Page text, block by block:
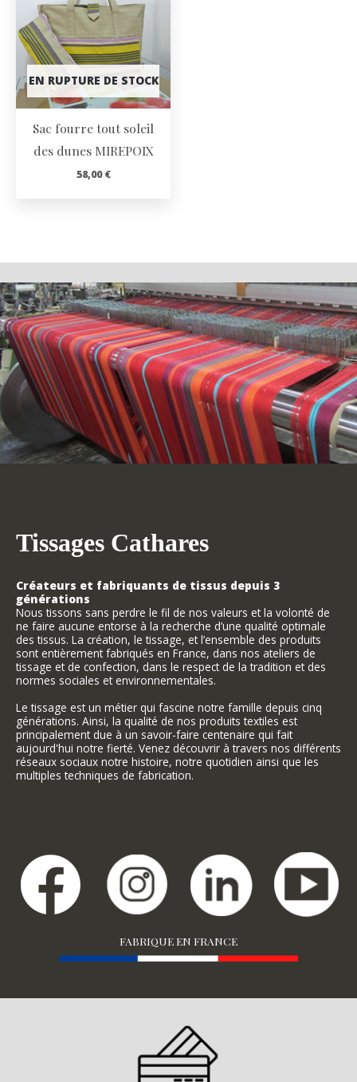
EN RUPTURE DE STOCK
Sac fourre tout soleil
des dunes MIREPOIX
58,00€
Tissages Cathares
Créateurs et fabriquants de tissus depuis 3
générations
Nous tissons sans perdre le fil de nos valeurs et la volonté de
ne faire aucune entorse à la recherche d’une qualité optimale
des tissus. La création, le tissage, et l’ensemble des produits
sont entièrement fabriqués en France, dans nos ateliers de
tissage et de confection, dans le respect de la tradition et des
normes sociales et environnementales.
Le tissage est un métier qui fascine notre famille depuis cinq
générations. Ainsi, la qualité de nos produits textiles est
principalement due à un savoir-faire centenaire qui fait
aujourd'hui notre fierté. Venez découvrir à travers nos différents
réseaux sociaux notre histoire, notre quotidien ainsi que les
multiples techniques de fabrication.
FABRIQUE EN FRANCE